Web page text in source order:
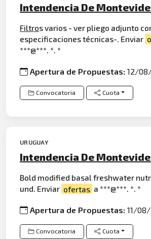
Intendencia De
Filtros varios - ver pliego adjunto
especificaciones técnicas-. Enviar
***@***. *. *
Apertura de Propuestas:12/
Convocatoria Cuota
URUGUAY
Intendencia De
Bold modified basal freshwater
und. Enviar ofertas a ***@***. *. *
Apertura de Propuestas:11/
Convocatoria Cuota